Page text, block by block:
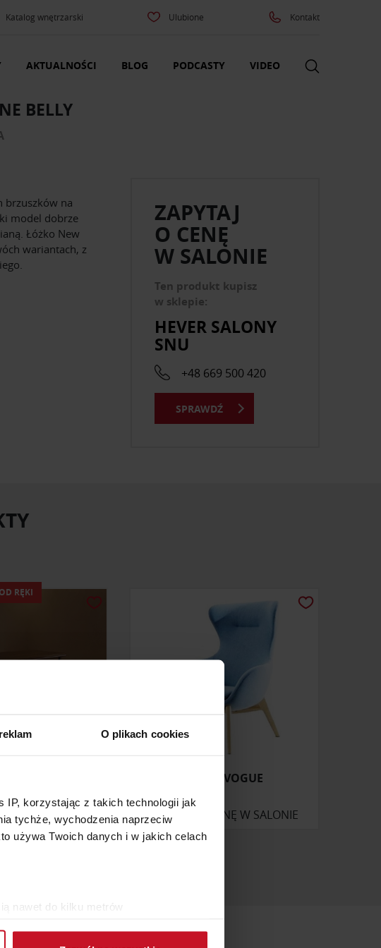
O plikach cookies
IP, korzystając z takich technologii jak
tychże, wychodzenia naprzeciw
używa Twoich danych i w jakich celach
nawet do kilku metrów
Katalog wnętrzarski Ulubione Kontakt
AKTUALNOŚCI BLOG PODCASTY VIDEO
BELLY
brzuszków na
model dobrze
Łóżko New
wariantach, z
ZAPYTAJ
O CENĘ
W SALONIE
Ten produkt kupisz
w sklepie:
HEVER SALONY
SNU
+48 669 500 420
SPRAWDŹ
61CM
ZŁ
RĘKI
FOTEL VOGUE
ZAPYTAJ O CENĘ W SALONIE